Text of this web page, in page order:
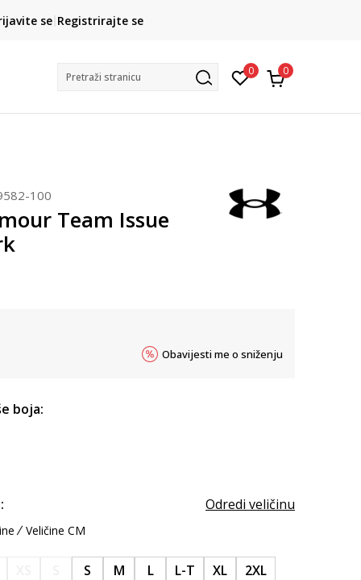
CLICK& COLLECT
besplatno preuzimanje u trgovini
se Registrirajte se
Pretraži stranicu 0 0
100
Team Issue
Obavijesti me o sniženju
boja:
Odredi veličinu
Veličine CM
S M L L-T XL
2XL